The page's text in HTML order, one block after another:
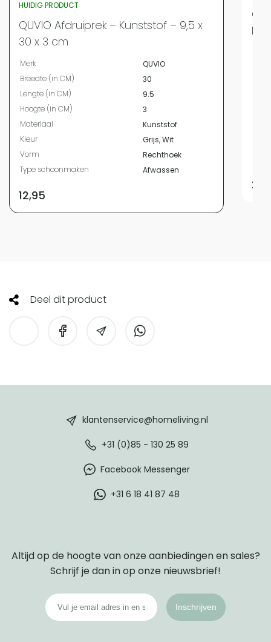
HUIDIG PRODUCT
QUVIO Afdruiprek – Kunststof – 9,5 x
30 x 3 cm
Merk
QUVIO
Breedte (in CM)
30
Lengte (in CM)
9.5
Hoogte (in CM)
3
Materiaal
Kunststof
Kleur
Grijs, Wit
Vorm
Rechthoek
Type schoonmaken
Afwassen
12,95
Deel dit product
klantenservice@homeliving.nl
+31 (0)85 - 130 25 89
Facebook Messenger
+31 6 18 41 87 48
Altijd op de hoogte van onze aanbiedingen en sales?
Schrijf je dan in op onze nieuwsbrief!
Inschrijven